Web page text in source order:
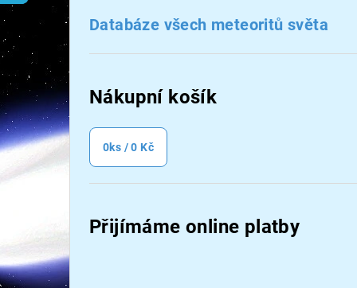
í
p
a
Databáze všech meteoritů světa
Nákupní košík
0ks /0 Kč
Přijímáme online platby